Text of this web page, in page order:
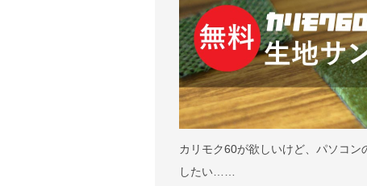
カリモク60が欲しいけど、パソコ
したい……